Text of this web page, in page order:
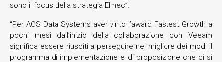
sono il focus della strategia Elmec”.
“Per ACS Data Systems aver vinto l’award Fastest Growth a
pochi mesi dall’inizio della collaborazione con Veeam
significa essere riusciti a perseguire nel migliore dei modi il
programma di implementazione e di proposizione che ci si